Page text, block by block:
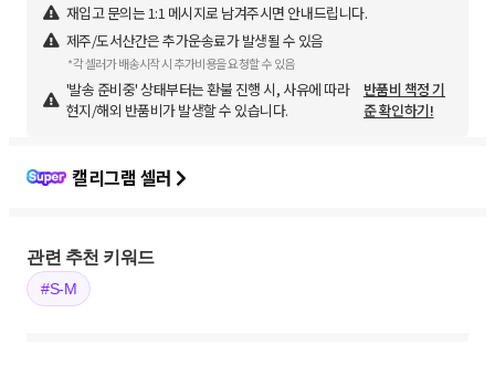
재입고 문의는 1:1 메시지로 남겨주시면 안내드립니다.
제주/도서산간은 추가운송료가 발생될 수 있음
*각 셀러가 배송시작 시 추가비용을 요청할 수 있음
'발송 준비중' 상태부터는 환불 진행 시, 사유에 따라
현지/해외 반품비가 발생할 수 있습니다.
반품비 책정 기
준 확인하기!
캘리그램 셀러
관련 추천 키워드
#S-M